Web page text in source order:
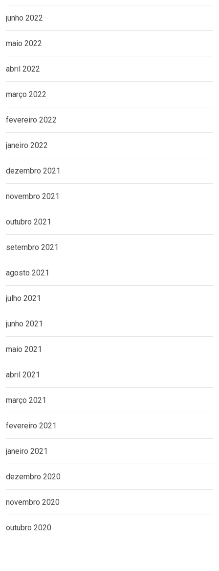
junho 2022
maio 2022
abril 2022
março 2022
fevereiro 2022
janeiro 2022
dezembro 2021
novembro 2021
outubro 2021
setembro 2021
agosto 2021
julho 2021
junho 2021
maio 2021
abril 2021
março 2021
fevereiro 2021
janeiro 2021
dezembro 2020
novembro 2020
outubro 2020